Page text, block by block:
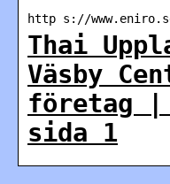
http s://
Thai
Väsby
företag |
sida 1